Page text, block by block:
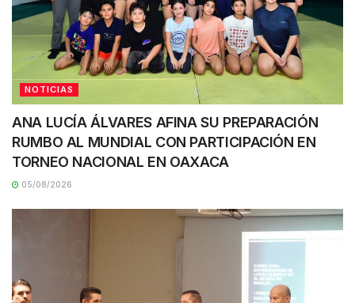
NOTICIAS
ANA LUCÍA ÁLVARES AFINA SU PREPARACIÓN
RUMBO AL MUNDIAL CON PARTICIPACIÓN EN
TORNEO NACIONAL EN OAXACA
05/08/2026